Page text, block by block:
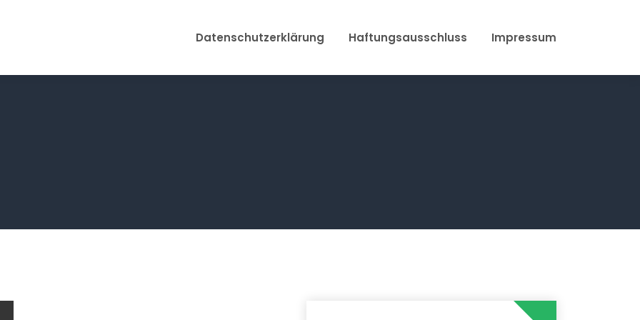
Datenschutzerklärung Haftungsausschluss Impressum